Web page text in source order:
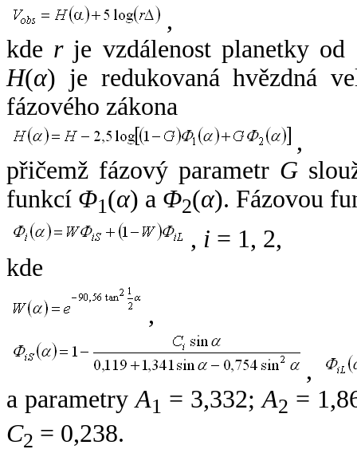
,
kde rje vzdálenost planetky od
H(α) je redukovaná hvězdná
fázového zákona
,
přičemž fázový parametr G
funkcí Φ1(α) a Φ2(α). Fázovou
, i = 1, 2,
kde
,
,
a parametryA1 = 3,332;A2 =
C2 = 0,238.